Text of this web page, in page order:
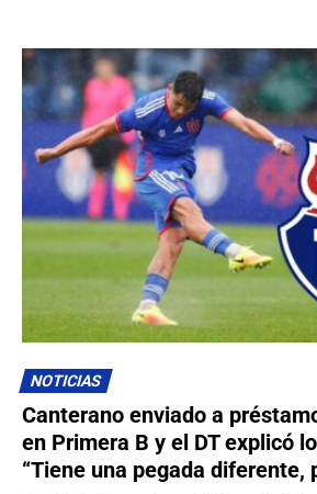
NOTICIAS
Canterano enviado a
en Primera B y el DT explicó
“Tiene una pegada diferente,